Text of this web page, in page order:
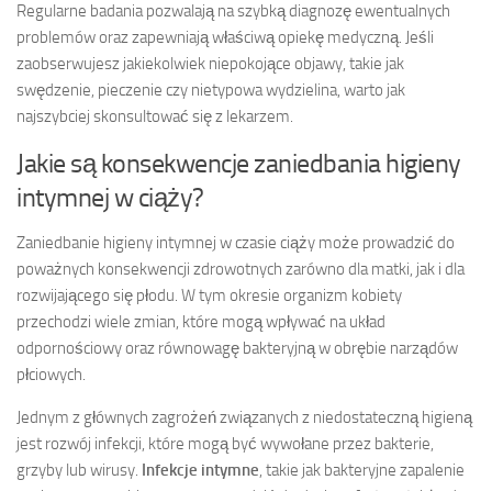
Regularne badania pozwalają na szybką diagnozę ewentualnych
problemów oraz zapewniają właściwą opiekę medyczną. Jeśli
zaobserwujesz jakiekolwiek niepokojące objawy, takie jak
swędzenie, pieczenie czy nietypowa wydzielina, warto jak
najszybciej skonsultować się z lekarzem.
Jakie są konsekwencje zaniedbania higieny
intymnej w ciąży?
Zaniedbanie higieny intymnej w czasie ciąży może prowadzić do
poważnych konsekwencji zdrowotnych zarówno dla matki, jak i dla
rozwijającego się płodu. W tym okresie organizm kobiety
przechodzi wiele zmian, które mogą wpływać na układ
odpornościowy oraz równowagę bakteryjną w obrębie narządów
płciowych.
Jednym z głównych zagrożeń związanych z niedostateczną higieną
jest rozwój infekcji, które mogą być wywołane przez bakterie,
grzyby lub wirusy. Infekcje intymne, takie jak bakteryjne zapalenie